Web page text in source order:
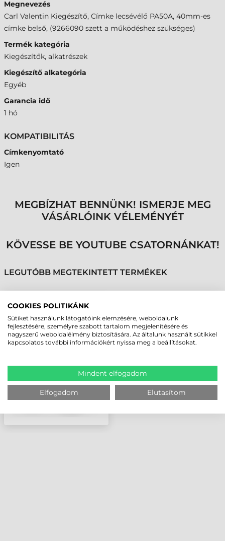
Megnevezés
Carl Valentin Kiegészítő, Címke lecsévélő PA50A, 40mm-es
címke belső, (9266090 szett a működéshez szükséges)
Termék kategória
Kiegészítők, alkatrészek
Kiegészítő alkategória
Egyéb
Garancia idő
1 hó
KOMPATIBILITÁS
Címkenyomtató
Igen
MEGBÍZHAT BENNÜNK! ISMERJE MEG
VÁSÁRLÓINK VÉLEMÉNYÉT
KÖVESSE BE YOUTUBE CSATORNÁNKAT!
LEGUTÓBB MEGTEKINTETT TERMÉKEK
CARL VALENTIN
KIEGÉSZÍTŐ, CÍMKE
LECSÉVÉLŐ PA50A,
40MM-ES CÍMKE BELSŐ,
(9266090 SZETT A
COOKIES POLITIKÁNK
Sütiket használunk látogatóink elemzésére, weboldalunk
fejlesztésére, személyre szabott tartalom megjelenítésére és
nagyszerű weboldalélmény biztosítására. Az általunk használt sütikkel
kapcsolatos további információkért nyissa meg a beállításokat.
Mindent elfogadom
Elfogadom Elutasítom